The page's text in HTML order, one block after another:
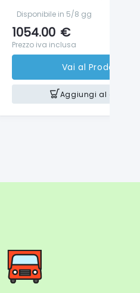
Disponibile in 5/8 gg
1054.00 €
Prezzo iva inclusa
Vai al Prodotto
Aggiungi al carrello